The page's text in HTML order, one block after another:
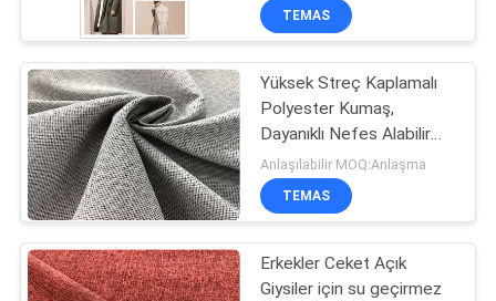
COMPANY
NEWS
SITE
HARITASI
PRIVACY
POLICY
TEMAS
Yüksek Streç Kaplamalı
Polyester Kumaş,
Dayanıklı Nefes Alabilir
Kumaş 57 inç Genişlik
Anlaşılabilir MOQ:Anlaşma
TEMAS
Erkekler Ceket Açık
Giysiler için su geçirmez